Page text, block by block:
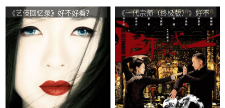
《艺伎回忆录》好不好看？
Memoirs of a Geisha观众点评
及剧本
《一代宗师（终极版）》好不
好看？The Grandmaster观众
点评及剧本